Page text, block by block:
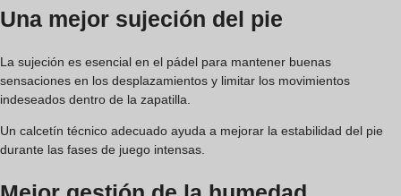
Una mejor sujeción del pie
La sujeción es esencial en el pádel para mantener buenas
sensaciones en los desplazamientos y limitar los movimientos
indeseados dentro de la zapatilla.
Un calcetín técnico adecuado ayuda a mejorar la estabilidad del pie
durante las fases de juego intensas.